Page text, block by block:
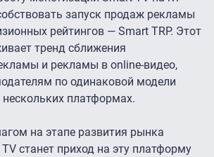
запуск продаж рекламы
рейтингов — Smart TRP. Этот
тренд сближения
и рекламы в online-видео,
по одинаковой модели
нескольких платформах.
на этапе развития рынка
станет приход на эту платформу